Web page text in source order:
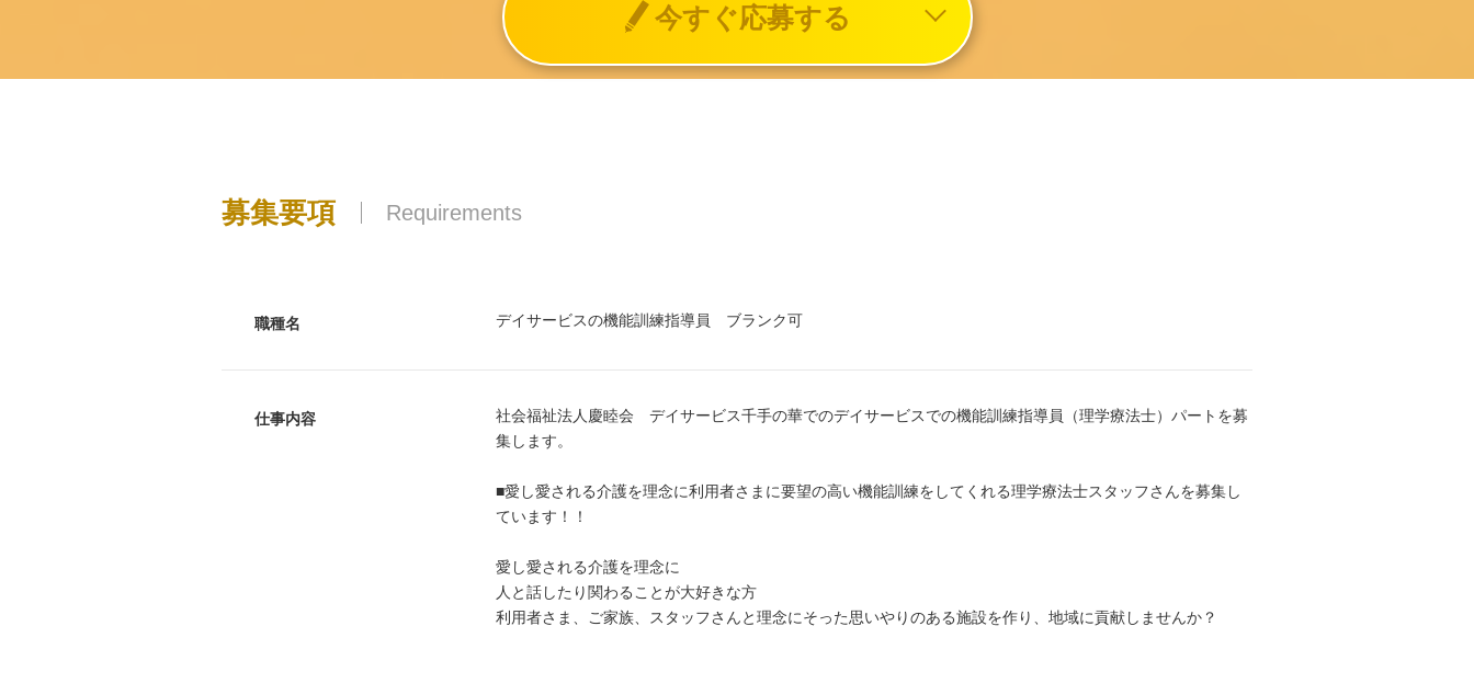
今すぐ応募する
募集要項 Requirements
職種名 デイサービスの機能訓練指導員 ブランク可
仕事内容
社会福祉法人慶睦会 デイサービス千手の華でのデイサービスでの機能訓練指導員（理学療法士）パートを募
集します。
■愛し愛される介護を理念に利用者さまに要望の高い機能訓練をしてくれる理学療法士スタッフさんを募集し
ています！！
愛し愛される介護を理念に
人と話したり関わることが大好きな方
利用者さま、ご家族、スタッフさんと理念にそった思いやりのある施設を作り、地域に貢献しませんか？